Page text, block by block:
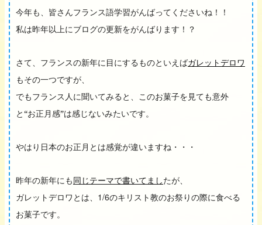
今年も、皆さんフランス語学習がんばってくださいね！！
私は昨年以上にブログの更新をがんばります！？
さて、フランスの新年に目にするものといえばガレットデロワ
もその一つですが、
でもフランス人に聞いてみると、このお菓子を見ても意外
と“お正月感”は感じないみたいです。
やはり日本のお正月とは感覚が違いますね・・・
昨年の新年にも同じテーマで書いてましたが、
ガレットデロワとは、 1/6のキリスト教のお祭りの際に食べる
お菓子です。